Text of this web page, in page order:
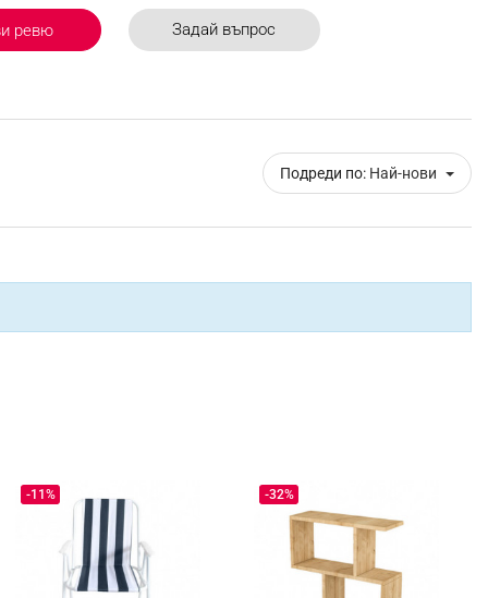
ревю Задай въпрос
Подреди по: Най-нови
-11% -32%